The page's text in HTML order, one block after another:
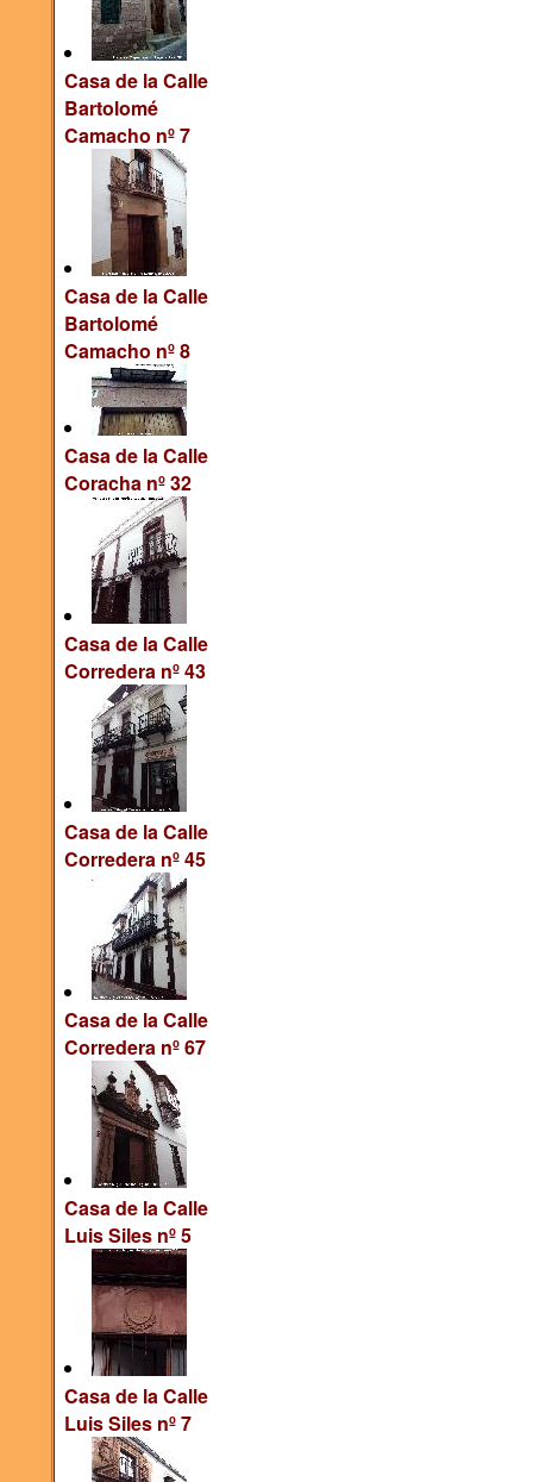
Casa de la Calle
Bartolomé
Camacho nº 7
Casa de la Calle
Bartolomé
Camacho nº 8
Casa de la Calle
Coracha nº 32
Casa de la Calle
Corredera nº 43
Casa de la Calle
Corredera nº 45
Casa de la Calle
Corredera nº 67
Casa de la Calle
Luis Siles nº 5
Casa de la Calle
Luis Siles nº 7